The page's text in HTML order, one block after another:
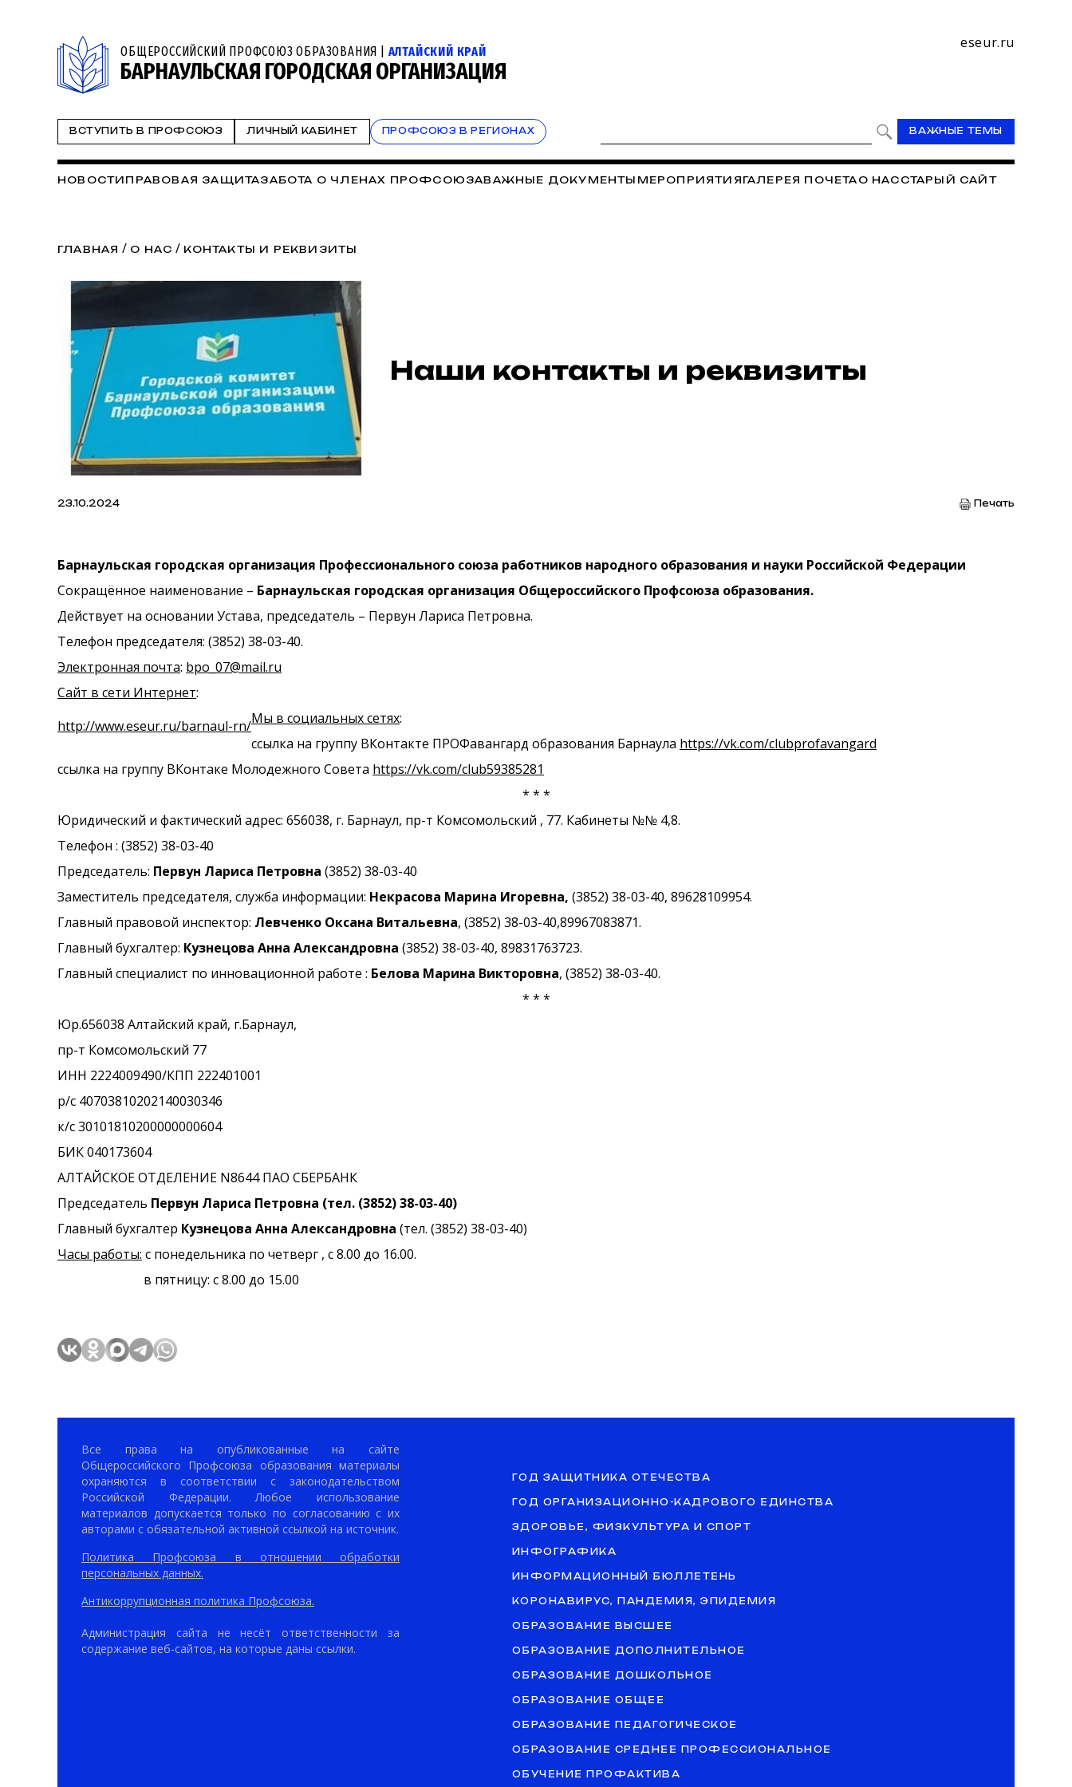
ОБЩЕРОССИЙСКИЙ ПРОФСОЮЗ ОБРАЗОВАНИЯ | АЛТАЙСКИЙ КРАЙ
БАРНАУЛЬСКАЯ ГОРОДСКАЯ ОРГАНИЗАЦИЯ
eseur.ru
ВСТУПИТЬ В ПРОФСОЮЗ ЛИЧНЫЙ КАБИНЕТ ПРОФСОЮЗ В РЕГИОНАХ ВАЖНЫЕ ТЕМЫ
НОВОСТИ ПРАВОВАЯ ЗАЩИТАЗАБОТА О ЧЛЕНАХ ПРОФСОЮЗАВАЖНЫЕ ДОКУМЕНТЫ МЕРОПРИЯТИЯ ГАЛЕРЕЯ ПОЧЕТА О НАС СТАРЫЙ САЙТ
ГЛАВНАЯ / О НАС / КОНТАКТЫ И РЕКВИЗИТЫ
Наши контакты и реквизиты
23.10.2024 Печать
Барнаульская городская организация Профессионального союза работников народного образования и науки Российской Федерации
Сокращённое наименование – Барнаульская городская организация Общероссийского Профсоюза образования.
Действует на основании Устава, председатель – Первун Лариса Петровна.
Телефон председателя: (3852) 38-03-40.
Электронная почта: bpo_07@mail.ru
Сайт в сети Интернет:
http://www.eseur.ru/barnaul-rn/Мы в социальных сетях:
ссылка на группу ВКонтакте ПРОФавангард образования Барнаула https://vk.com/clubprofavangard
ссылка на группу ВКонтаке Молодежного Совета https://vk.com/club59385281
* * *
Юридический и фактический адрес: 656038, г. Барнаул, пр-т Комсомольский , 77. Кабинеты №№ 4,8.
Телефон : (3852) 38-03-40
Председатель: Первун Лариса Петровна (3852) 38-03-40
Заместитель председателя, служба информации: Некрасова Марина Игоревна, (3852) 38-03-40, 89628109954.
Главный правовой инспектор: Левченко Оксана Витальевна, (3852) 38-03-40,89967083871.
Главный бухгалтер: Кузнецова Анна Александровна (3852) 38-03-40, 89831763723.
Главный специалист по инновационной работе : Белова Марина Викторовна, (3852) 38-03-40.
* * *
Юр.656038 Алтайский край, г.Барнаул,
пр-т Комсомольский 77
ИНН 2224009490/КПП 222401001
р/с 40703810202140030346
к/с 30101810200000000604
БИК 040173604
АЛТАЙСКОЕ ОТДЕЛЕНИЕ N8644 ПАО СБЕРБАНК
Председатель Первун Лариса Петровна (тел. (3852) 38-03-40)
Главный бухгалтер Кузнецова Анна Александровна (тел. (3852) 38-03-40)
Часы работы: с понедельника по четверг , с 8.00 до 16.00.
в пятницу: с 8.00 до 15.00
Все права на опубликованные на сайте
Общероссийского Профсоюза образования материалы
охраняются в соответствии с законодательством
Российской Федерации. Любое использование
материалов допускается только по согласованию с их
авторами с обязательной активной ссылкой на источник.
Политика Профсоюза в отношении обработки
персональных данных.
Антикоррупционная политика Профсоюза.
Администрация сайта не несёт ответственности за
содержание веб-сайтов, на которые даны ссылки.
ГОД ЗАЩИТНИКА ОТЕЧЕСТВА
ГОД ОРГАНИЗАЦИОННО-КАДРОВОГО ЕДИНСТВА
ЗДОРОВЬЕ, ФИЗКУЛЬТУРА И СПОРТ
ИНФОГРАФИКА
ИНФОРМАЦИОННЫЙ БЮЛЛЕТЕНЬ
КОРОНАВИРУС, ПАНДЕМИЯ, ЭПИДЕМИЯ
ОБРАЗОВАНИЕ ВЫСШЕЕ
ОБРАЗОВАНИЕ ДОПОЛНИТЕЛЬНОЕ
ОБРАЗОВАНИЕ ДОШКОЛЬНОЕ
ОБРАЗОВАНИЕ ОБЩЕЕ
ОБРАЗОВАНИЕ ПЕДАГОГИЧЕСКОЕ
ОБРАЗОВАНИЕ СРЕДНЕЕ ПРОФЕССИОНАЛЬНОЕ
ОБУЧЕНИЕ ПРОФАКТИВА